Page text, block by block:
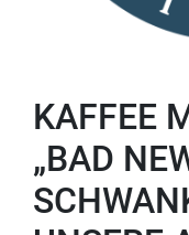
KAFFEE
„BAD